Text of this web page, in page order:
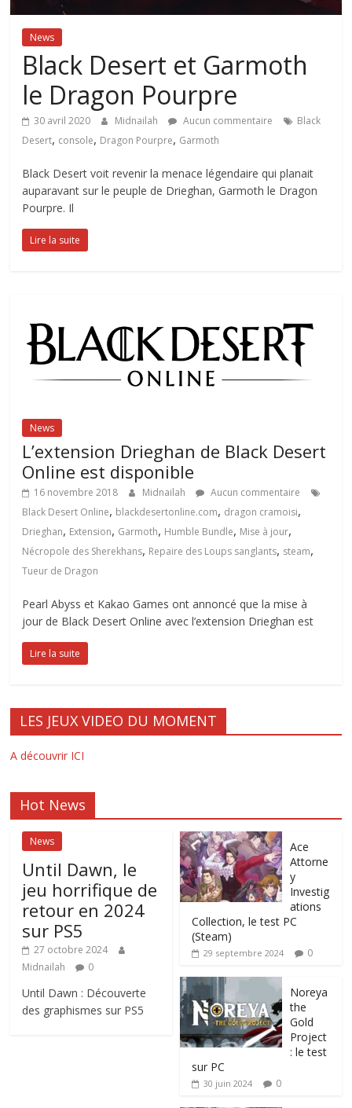
News
Black Desert et Garmoth
le Dragon Pourpre
30 avril 2020 Midnailah Aucun commentaire
Black
Desert, console, Dragon Pourpre, Garmoth
Black Desert voit revenir la menace légendaire qui planait
auparavant sur le peuple de Drieghan, Garmoth le Dragon
Pourpre. Il
Lire la suite
News
L’extension Drieghan de Black Desert
Online est disponible
16 novembre 2018 Midnailah
Aucun commentaire
Black Desert Online, blackdesertonline.com, dragon cramoisi,
Drieghan, Extension, Garmoth, Humble Bundle, Mise à jour,
Nécropole des Sherekhans, Repaire des Loups sanglants, steam,
Tueur de Dragon
Pearl Abyss et Kakao Games ont annoncé que la mise à
jour de Black Desert Online avec l’extension Drieghan est
Lire la suite
LES JEUX VIDEO DU MOMENT
A découvrir ICI
Hot News
News
Until Dawn, le
jeu horrifique de
retour en 2024
sur PS5
27 octobre 2024
Midnailah
0
Until Dawn : Découverte
des graphismes sur PS5
Ace
Attorne
y
Investig
ations
Collection, le test PC
(Steam)
29 septembre 2024 0
Noreya
the
Gold
Project
: le test
sur PC
30 juin 2024 0